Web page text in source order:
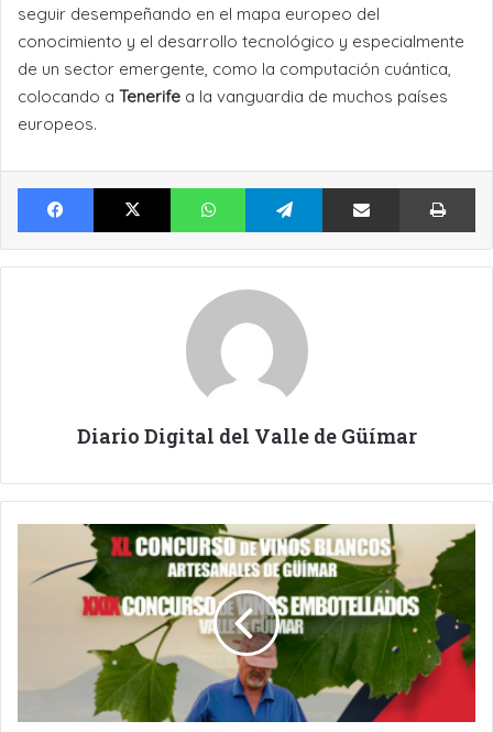
seguir desempeñando en el mapa europeo del
conocimiento y el desarrollo tecnológico y especialmente
de un sector emergente, como la computación cuántica,
colocando a Tenerife a la vanguardia de muchos países
europeos.
Facebook X WhatsApp Telegram Compartir por Email
Diario Digital del Valle de Güímar
CONCURSO
VINOS